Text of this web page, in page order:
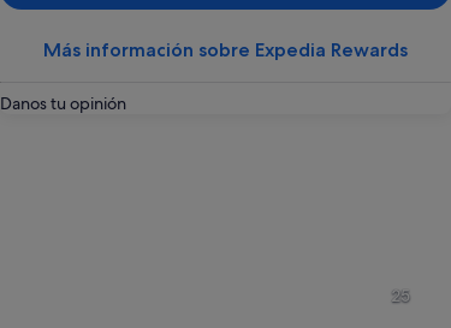
Más información sobre Expedia Rewards
Danos tu opinión
25